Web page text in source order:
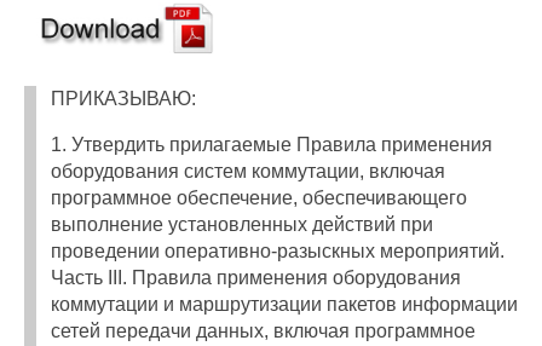
ПРИКАЗЫВАЮ:
1. Утвердить прилагаемые Правила применения
оборудования систем коммутации, включая
программное обеспечение, обеспечивающего
выполнение установленных действий при
проведении оперативно-разыскных мероприятий.
Часть III. Правила применения оборудования
коммутации и маршрутизации пакетов информации
сетей передачи данных, включая программное